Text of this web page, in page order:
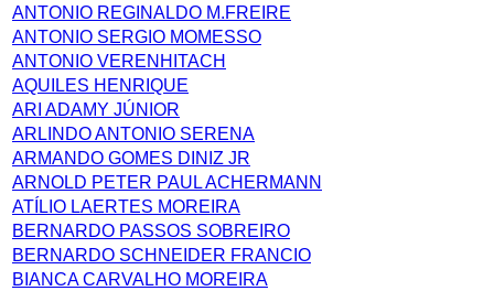
ANTONIO REGINALDO M.FREIRE
ANTONIO SERGIO MOMESSO
ANTONIO VERENHITACH
AQUILES HENRIQUE
ARI ADAMY JÚNIOR
ARLINDO ANTONIO SERENA
ARMANDO GOMES DINIZ JR
ARNOLD PETER PAUL ACHERMANN
ATÍLIO LAERTES MOREIRA
BERNARDO PASSOS SOBREIRO
BERNARDO SCHNEIDER FRANCIO
BIANCA CARVALHO MOREIRA